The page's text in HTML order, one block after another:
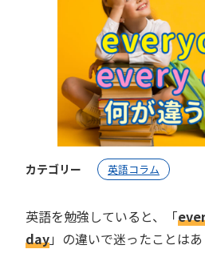
カテゴリー 英語コラム
英語を勉強していると、「
day」の違いで迷ったことはあ